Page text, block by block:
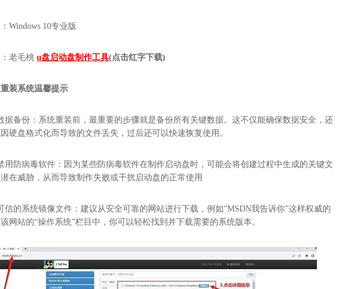
Windows 10专业版
老毛桃 u盘启动盘制作工具(点击红字下载)
装系统温馨提示
据备份：系统重装前，最重要的步骤就是备份所有关键数据。这不仅能确保数据安全，还
硬盘格式化而导致的文件丢失，过后还可以快速恢复使用。
用防病毒软件：因为某些防病毒软件在制作启动盘时，可能会将创建过程中生成的关键文
在威胁，从而导致制作失败或干扰启动盘的正常使用
信的系统镜像文件：建议从安全可靠的网站进行下载，例如“MSDN我告诉你”这样权威的
网站的“操作系统”栏目中，你可以轻松找到并下载需要的系统版本。